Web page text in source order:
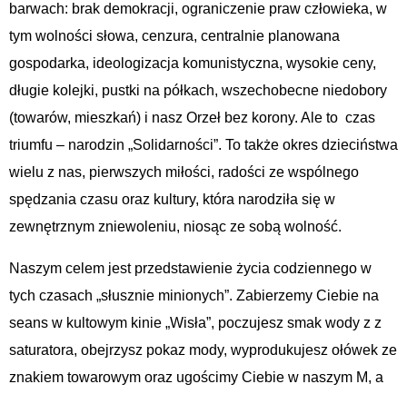
barwach: brak demokracji, ograniczenie praw człowieka, w
tym wolności słowa, cenzura, centralnie planowana
gospodarka, ideologizacja komunistyczna, wysokie ceny,
długie kolejki, pustki na półkach, wszechobecne niedobory
(towarów, mieszkań) i nasz Orzeł bez korony. Ale to czas
triumfu – narodzin „Solidarności”. To także okres dzieciństwa
wielu z nas, pierwszych miłości, radości ze wspólnego
spędzania czasu oraz kultury, która narodziła się w
zewnętrznym zniewoleniu, niosąc ze sobą wolność.
Naszym celem jest przedstawienie życia codziennego w
tych czasach „słusznie minionych”. Zabierzemy Ciebie na
seans w kultowym kinie „Wisła”, poczujesz smak wody z z
saturatora, obejrzysz pokaz mody, wyprodukujesz ołówek ze
znakiem towarowym oraz ugościmy Ciebie w naszym M, a